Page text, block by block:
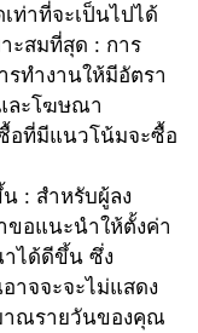
าที่จะเป็นไปได้
ะสมที่สุด : การ
รทำงานให้มีอัตรา
ละโฆษณา
อที่มีแนวโน้มจะซื้อ
: สำหรับผู้ลง
อแนะนำให้ตั้งค่า
ได้ดีขึ้น ซึ่ง
จจะจะไม่แสดง
าณรายวันของคุณ